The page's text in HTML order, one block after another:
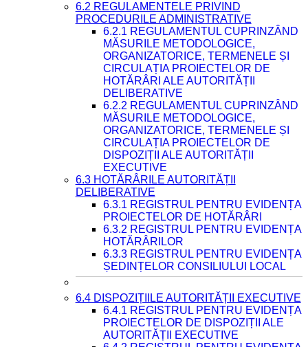
6.2 REGULAMENTELE PRIVIND
PROCEDURILE ADMINISTRATIVE
6.2.1 REGULAMENTUL CUPRINZÂND
MĂSURILE METODOLOGICE,
ORGANIZATORICE, TERMENELE ȘI
CIRCULAȚIA PROIECTELOR DE
HOTĂRÂRI ALE AUTORITĂȚII
DELIBERATIVE
6.2.2 REGULAMENTUL CUPRINZÂND
MĂSURILE METODOLOGICE,
ORGANIZATORICE, TERMENELE ȘI
CIRCULAȚIA PROIECTELOR DE
DISPOZIȚII ALE AUTORITĂȚII
EXECUTIVE
6.3 HOTĂRÂRILE AUTORITĂȚII
DELIBERATIVE
6.3.1 REGISTRUL PENTRU EVIDENȚA
PROIECTELOR DE HOTĂRÂRI
6.3.2 REGISTRUL PENTRU EVIDENȚA
HOTĂRÂRILOR
6.3.3 REGISTRUL PENTRU EVIDENȚA
ȘEDINȚELOR CONSILIULUI LOCAL
6.4 DISPOZIȚIILE AUTORITĂȚII EXECUTIVE
6.4.1 REGISTRUL PENTRU EVIDENȚA
PROIECTELOR DE DISPOZIȚII ALE
AUTORITĂȚII EXECUTIVE